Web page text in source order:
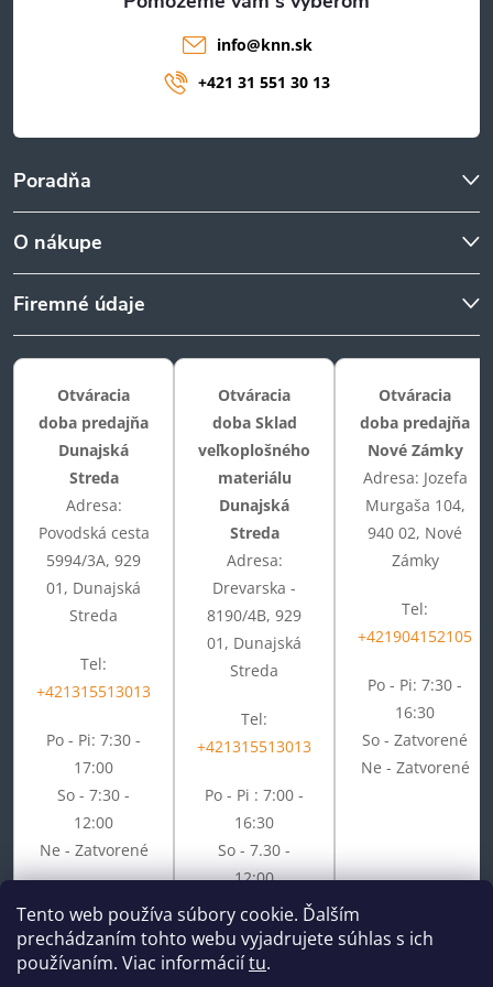
Tento web používa súbory cookie. Ďalším
prechádzaním tohto webu vyjadrujete súhlas s ich
používaním. Viac informáciítu.
Poradňa
O nákupe
Firemné údaje
info@knn.sk
+421 31 551 30 13
Otváracia
doba predajňa
Dunajská
Streda
Adresa:
Povodská cesta
5994/3A, 929
01, Dunajská
Streda
Tel:
+421315513013
Po - Pi: 7:30 -
17:00
So - 7:30 -
12:00
Ne - Zatvorené
Otváracia
doba Sklad
veľkoplošného
materiálu
Dunajská
Streda
Adresa:
Drevarska -
8190/4B, 929
01, Dunajská
Streda
Tel:
+421315513013
Po - Pi : 7:00 -
16:30
So - 7.30 -
12:00
Ne - Zatvorené
Otváracia
doba predajňa
Nové Zámky
Adresa: Jozefa
Murgaša 104,
940 02, Nové
Zámky
Tel:
+421904152105
Po - Pi: 7:30 -
16:30
So - Zatvorené
Ne - Zatvorené